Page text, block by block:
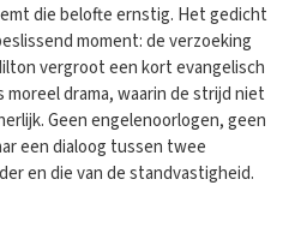
die belofte ernstig. Het gedicht
moment: de verzoeking
vergroot een kort evangelisch
drama, waarin de strijd niet
Geen engelenoorlogen, geen
een dialoog tussen twee
en die van de standvastigheid.